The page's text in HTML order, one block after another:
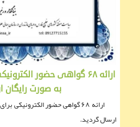
به صورت رایگان
ارسال گردید.